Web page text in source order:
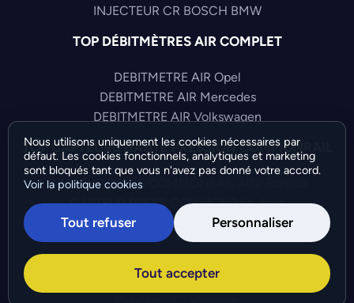
INJECTEUR CR BOSCH BMW
TOP DÉBITMÈTRES AIR COMPLET
DEBITMETRE AIR Opel
DEBITMETRE AIR Mercedes
DEBITMETRE AIR Volkswagen
TOP CAPTEURS HAUTE PRESSION COMMONRAIL
CAPTEUR PRESS COMMONRAIL Alfa-Romeo
CAPTEUR PRESS COMMONRAIL Audi
CAPTEUR PRESS COMMONRAIL Chrysler
©Bresch SAS - Copyright 2026 - Tous droits réservés -
Préférences de cookies-Gérer mes cookies
Nous utilisons uniquement les cookies nécessaires par
défaut. Les cookies fonctionnels, analytiques et marketing
sont bloqués tant que vous n'avez pas donné votre accord.
Voir la politique cookies
Tout refuser Personnaliser
Tout accepter